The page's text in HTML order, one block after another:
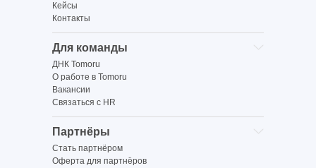
Контакты
Кейсы
Для команды
ДНК Tomoru
О работе в Tomoru
Вакансии
Связаться с HR
Партнёры
Стать партнёром
Оферта для партнёров